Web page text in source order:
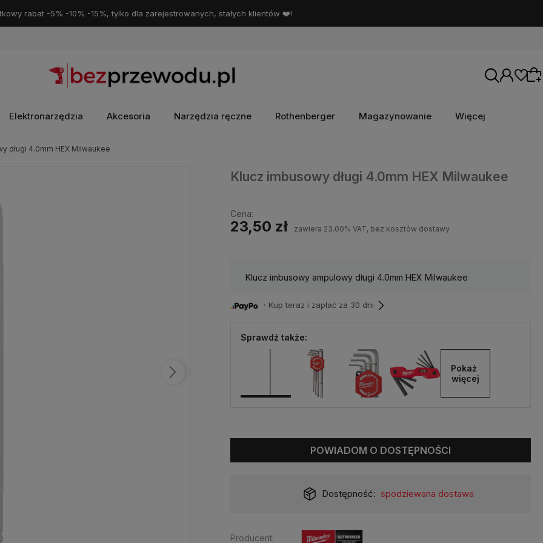
rabat -5% -10% -15%, tylko dla zarejestrowanych, stałych klientów ❤️!
Wybierz coś dla siebie z naszej aktualnej
oferty lub zaloguj się, aby przywrócić dodane
Elektronarzędzia Akcesoria Narzędzia ręczne Rothenberger Magazynowanie Więcej
długi 4.0mm HEX Milwaukee
Klucz imbusowy długi 4.0mm HEX Milwaukee
Cena:
23,50 zł zawiera 23.00% VAT, bez kosztów dostawy
Klucz imbusowy ampulowy długi 4.0mm HEX Milwaukee
・Kup teraz i zapłać za 30 dni
Sprawdź także:
Pokaż
więcej
POWIADOM O DOSTĘPNOŚCI
Dostępność: spodziewana dostawa
Producent: